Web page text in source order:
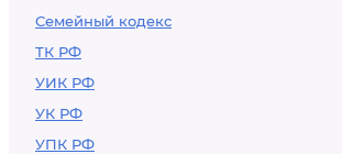
Семейный кодекс
ТК РФ
УИК РФ
УК РФ
УПК РФ